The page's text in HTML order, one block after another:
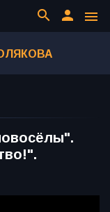
menu
person
search